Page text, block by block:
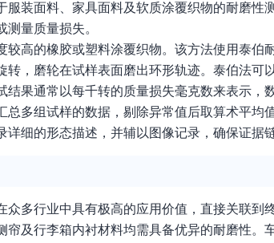
服装面料、家具面料及软质涂覆织物的耐磨
量质量损失。
较高的橡胶或塑料涂覆织物。该方法使用泰
转，磨轮在试样表面磨出环形轨迹。泰伯法
果通常以每千转的质量损失毫克数来表示，
总多组试样的数据，剔除异常值后取算术平
细的形态描述，并辅以图像记录，确保证据
多行业中具有极高的应用价值，直接关联到
帘及行李箱内衬材料均需具备优异的耐磨性